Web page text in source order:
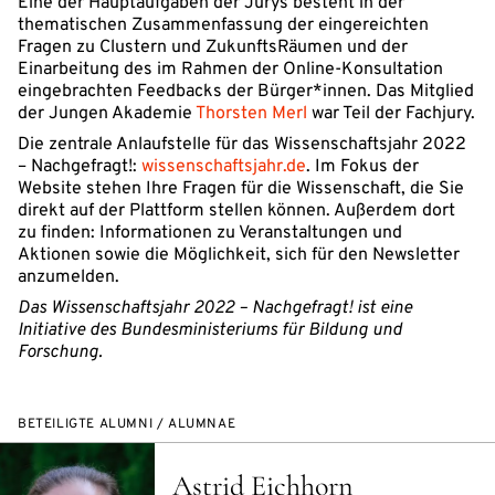
thematischen Zusammenfassung der eingereichten
Fragen zu Clustern und ZukunftsRäumen und der
Einarbeitung des im Rahmen der Online-Konsultation
eingebrachten Feedbacks der Bürger*innen. Das Mitglied
der Jungen Akademie Thorsten Merl war Teil der Fachjury.
Die zentrale Anlaufstelle für das Wissenschaftsjahr 2022
– Nachgefragt!: wissenschaftsjahr.de. Im Fokus der
Website stehen Ihre Fragen für die Wissenschaft, die Sie
direkt auf der Plattform stellen können. Außerdem dort
zu finden: Informationen zu Veranstaltungen und
Aktionen sowie die Möglichkeit, sich für den Newsletter
anzumelden.
Das Wissenschaftsjahr 2022 – Nachgefragt! ist eine
Initiative des Bundesministeriums für Bildung und
Forschung.
BETEILIGTE ALUMNI / ALUMNAE
Astrid Eichhorn